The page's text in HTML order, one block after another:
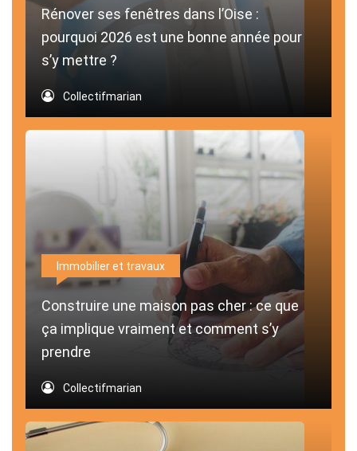
Rénover ses fenêtres dans l’Oise :
pourquoi 2026 est une bonne année pour
s’y mettre ?
Collectifmarian
Immobilier et travaux
Construire une maison pas cher : ce que
ça implique vraiment et comment s’y
prendre
Collectifmarian